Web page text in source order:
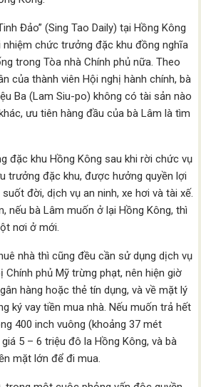
Đảo” (Sing Tao Daily) tại Hồng Kông
nhiệm chức trưởng đặc khu đồng nghĩa
trong Tòa nhà Chính phủ nữa. Theo
của thành viên Hội nghị hành chính, bà
Ba (Lam Siu-po) không có tài sản nào
ưu tiên hàng đầu của bà Lâm là tìm
đặc khu Hồng Kông sau khi rời chức vụ
trưởng đặc khu, được hưởng quyền lợi
đời, dịch vụ an ninh, xe hơi và tài xế.
nếu bà Lâm muốn ở lại Hồng Kông, thì
nơi ở mới.
nhà thì cũng đều cần sử dụng dịch vụ
Chính phủ Mỹ trừng phạt, nên hiện giờ
hàng hoặc thẻ tín dụng, và về mặt lý
ký vay tiền mua nhà. Nếu muốn trả hết
400 inch vuông (khoảng 37 mét
5 – 6 triệu đô la Hồng Kông, và bà
mặt lớn để đi mua.